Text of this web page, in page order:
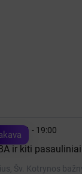
21 - 19:00
ir kiti
Šv. Kotrynos